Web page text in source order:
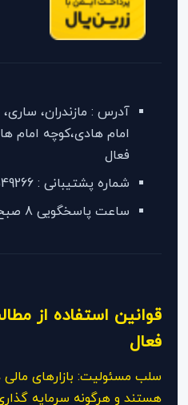
آدرس : مازندران،
فعال
شماره پشتیبانی : 09364549266
ساعت پاسخگویی 8 صبح تا ساعت 21
قوانین استفاده از
فعال
سلب مسئولیت: بازارهای
هستند و هرگونه سرمایه گذاری